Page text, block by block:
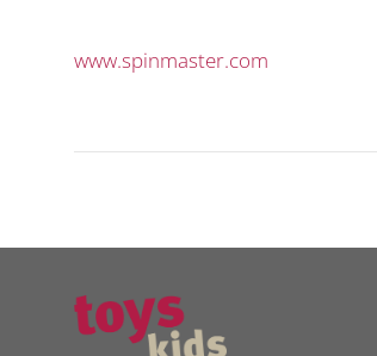
www.spinmaster.com